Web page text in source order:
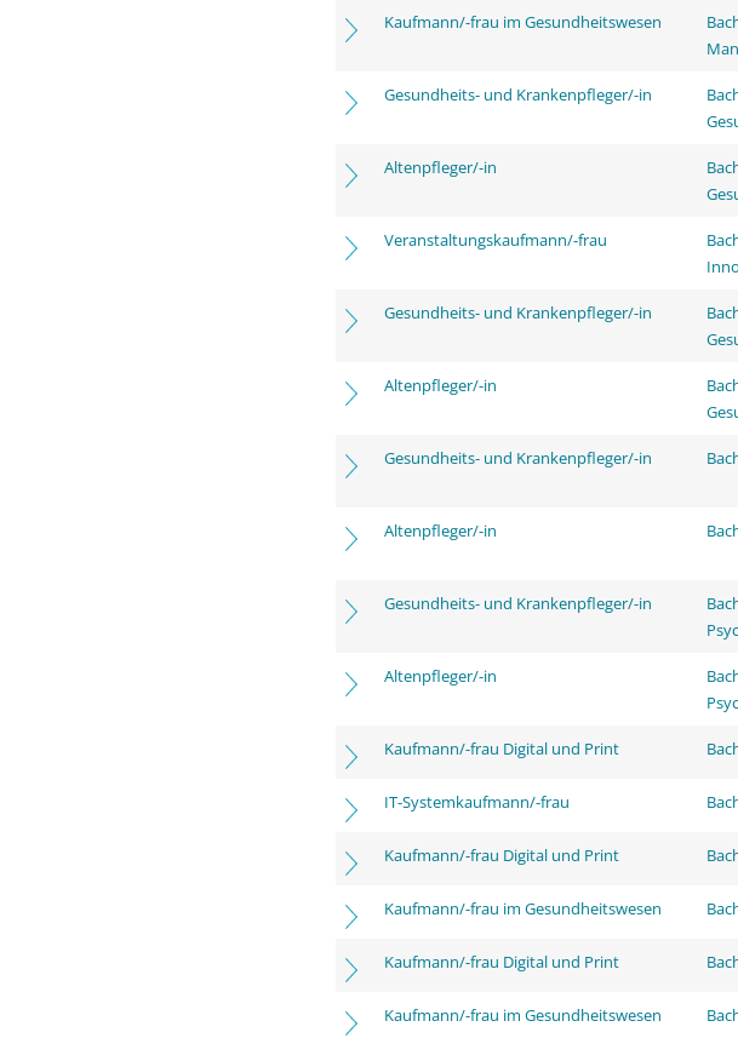
Kaufmann/-frau im Gesundheitswesen
Gesundheits- und Krankenpfleger/-in
Altenpfleger/-in
Veranstaltungskaufmann/-frau
Gesundheits- und Krankenpfleger/-in
Altenpfleger/-in
Gesundheits- und Krankenpfleger/-in
Altenpfleger/-in
Gesundheits- und Krankenpfleger/-in
Altenpfleger/-in
Kaufmann/-frau Digital und Print
IT-Systemkaufmann/-frau
Kaufmann/-frau Digital und Print
Kaufmann/-frau im Gesundheitswesen
Kaufmann/-frau Digital und Print
Kaufmann/-frau im Gesundheitswesen